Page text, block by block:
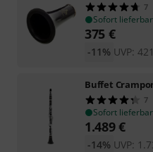
7
Sofort lieferbar
375 €
UVP:
-11%
Buffet
7
Sofort lieferbar
1.489€
UVP:
-14%